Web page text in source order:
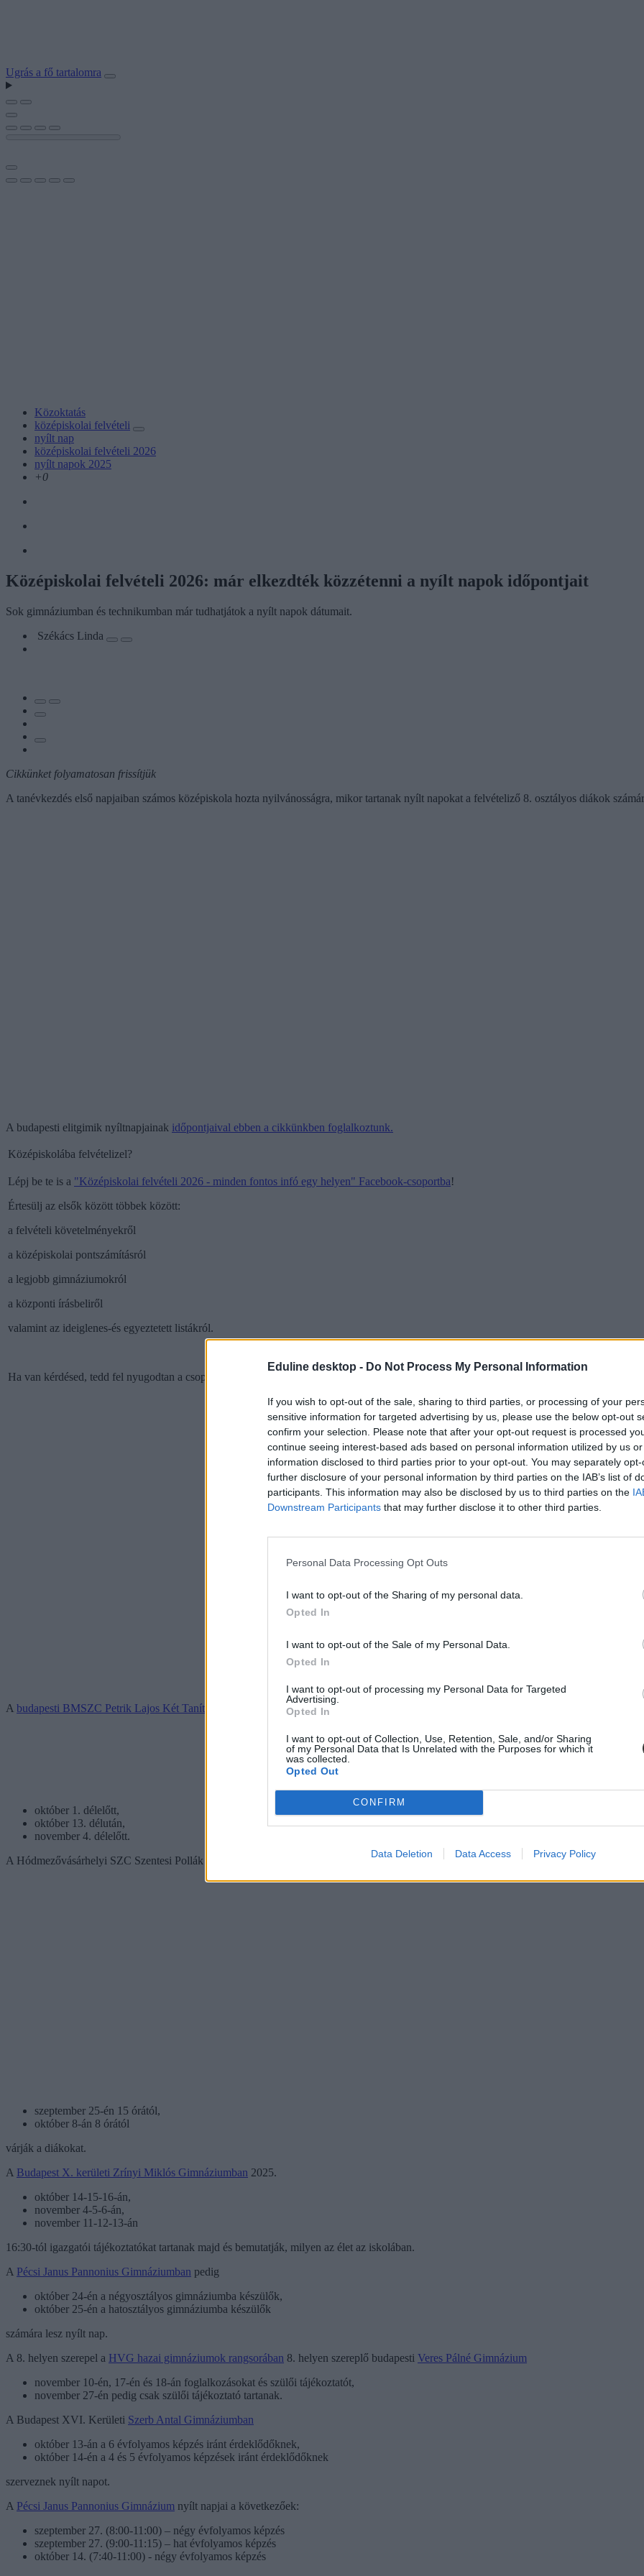
Eduline desktop - Do Not Process My Personal Information
If you wish to opt-out of the sale, sharing to third parties, or processing of your
sensitive information for targeted advertising by us, please use the below opt-out
confirm your selection. Please note that after your opt-out request is processed
continue seeing interest-based ads based on personal information utilized by us
information disclosed to third parties prior to your opt-out. You may separately
further disclosure of your personal information by third parties on the IAB’s list of
participants. This information may also be disclosed by us to third parties on the
Downstream Participants that may further disclose it to other third parties.
Personal Data Processing Opt Outs
I want to opt-out of the Sharing of my personal data.
Opted In
I want to opt-out of the Sale of my Personal Data.
Opted In
I want to opt-out of processing my Personal Data for Targeted
Advertising.
Opted In
I want to opt-out of Collection, Use, Retention, Sale, and/or Sharing
of my Personal Data that Is Unrelated with the Purposes for which it
was collected.
Opted Out
CONFIRM
Data Deletion Data Access Privacy Policy
Ugrás a fő tartalomra
Közoktatás
középiskolai felvételi
nyílt nap
középiskolai felvételi 2026
nyílt napok 2025
+0
Középiskolai felvételi 2026: már elkezdték közzétenni a nyílt napok időpontjait
Sok gimnáziumban és technikumban már tudhatjátok a nyílt napok dátumait.
Székács Linda
Cikkünket folyamatosan frissítjük
A tanévkezdés első napjaiban számos középiskola hozta nyilvánosságra, mikor tartanak nyílt napokat a felvételiző 8. osztályos diákok
A budapesti elitgimik nyíltnapjainak időpontjaival ebben a cikkünkben foglalkoztunk.
Középiskolába felvételizel?
Lépj be te is a "Középiskolai felvételi 2026 - minden fontos infó egy helyen" Facebook-csoportba!
Értesülj az elsők között többek között:
a felvételi követelményekről
a középiskolai pontszámításról
a legjobb gimnáziumokról
a központi írásbeliről
valamint az ideiglenes-és egyeztetett listákról.
Ha van kérdésed, tedd fel nyugodtan a csoportban, segítünk.
A budapesti BMSZC Petrik Lajos Két Tanítási Nyelvű Technikumaz első félévben például rögtön három nyílt napot is tart a következő
október 1. délelőtt,
október 13. délután,
november 4. délelőtt.
A Hódmezővásárhelyi SZC Szentesi Pollák Antal Technikum is
a nyílt napok időpontjait; ők
szeptember 25-én 15 órától,
október 8-án 8 órától
várják a diákokat.
A Budapest X. kerületi Zrínyi Miklós Gimnáziumban 2025.
október 14-15-16-án,
november 4-5-6-án,
november 11-12-13-án
16:30-tól igazgatói tájékoztatókat tartanak majd és bemutatják, milyen az élet az iskolában.
A Pécsi Janus Pannonius Gimnáziumban pedig
október 24-én a négyosztályos gimnáziumba készülők,
október 25-én a hatosztályos gimnáziumba készülők
számára lesz nyílt nap.
A 8. helyen szerepel a HVG hazai gimnáziumok rangsorában 8. helyen szereplő budapesti Veres Pálné Gimnázium
november 10-én, 17-én és 18-án foglalkozásokat és szülői tájékoztatót,
november 27-én pedig csak szülői tájékoztató tartanak.
A Budapest XVI. Kerületi Szerb Antal Gimnáziumban
október 13-án a 6 évfolyamos képzés iránt érdeklődőknek,
október 14-én a 4 és 5 évfolyamos képzések iránt érdeklődőknek
szerveznek nyílt napot.
A Pécsi Janus Pannonius Gimnázium nyílt napjai a következőek:
szeptember 27. (8:00-11:00) – négy évfolyamos képzés
szeptember 27. (9:00-11:15) – hat évfolyamos képzés
október 14. (7:40-11:00) - négy évfolyamos képzés